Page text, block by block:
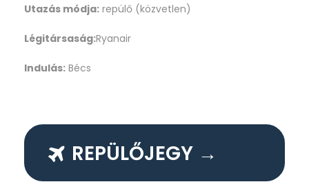
Utazás módja: repülő (közvetlen)
Légitársaság:Ryanair
Indulás: Bécs
REPÜLŐJEGY →